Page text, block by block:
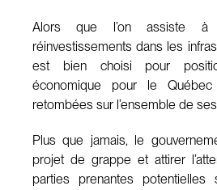
Alors que l’on assiste
réinvestissements dans les
est bien choisi pour
économique pour le
retombées sur l’ensemble de
Plus que jamais, le
projet de grappe et attirer
parties prenantes potentielles